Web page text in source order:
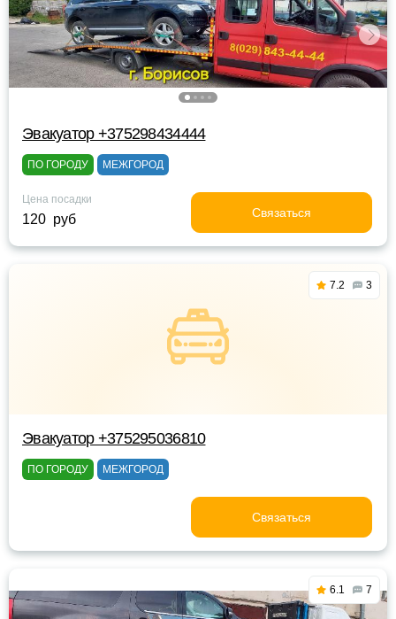
Эвакуатор +375298434444
ПО ГОРОДУ МЕЖГОРОД
Цена посадки
120 руб Связаться
7.2 3
Эвакуатор +375295036810
ПО ГОРОДУ МЕЖГОРОД
Связаться
6.1 7